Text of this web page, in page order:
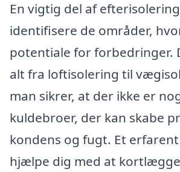
En vigtig del af
identifisere de områder,
potentiale for forbedringer.
alt fra loftisolering til
man sikrer, at der ikke er
kuldebroer, der kan skabe
kondens og fugt. Et
hjælpe dig med at